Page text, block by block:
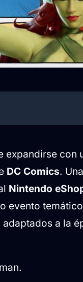
de temporada
expandirse con
DC Comics. Una
Nintendo
evento
a la